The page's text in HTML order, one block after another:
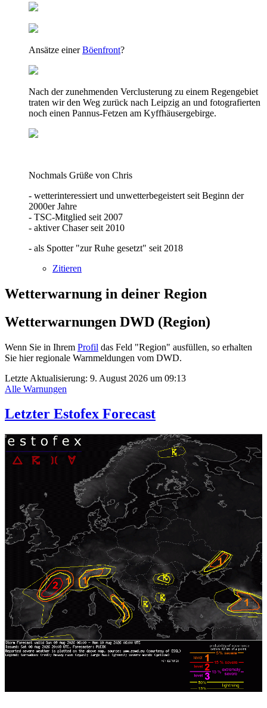
Ansätze einerBöenfront?
Nach der zunehmenden Verclusterung zu einem Regengebiet
traten wir den Weg zurück nach Leipzig an und fotografierten
noch einen Pannus-Fetzen am Kyffhäusergebirge.
Nochmals Grüße von Chris
- wetterinteressiert und unwetterbegeistert seit Beginn der
2000er Jahre
- TSC-Mitglied seit 2007
- aktiver Chaser seit 2010
- als Spotter "zur Ruhe gesetzt" seit 2018
Zitieren
Wetterwarnung in deiner Region
Wetterwarnungen DWD (Region)
Wenn Sie in Ihrem Profil das Feld "Region" ausfüllen, so erhalten
Sie hier regionale Warnmeldungen vom DWD.
Letzte Aktualisierung: 9. August 2026 um 09:13
Alle Warnungen
Letzter Estofex Forecast